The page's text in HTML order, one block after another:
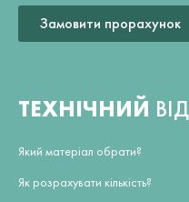
Замовити прорахунок
ТЕХНІЧНИЙ
Який матеріал обрати?
Як розрахувати кількість?